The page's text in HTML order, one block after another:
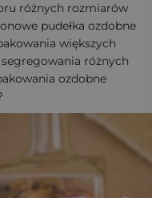
różnych rozmiarów
pudełka ozdobne
większych
różnych
ozdobne